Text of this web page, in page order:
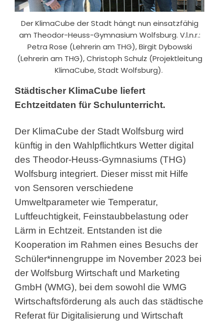
Der KlimaCube der Stadt hängt nun einsatzfähig
am Theodor-Heuss-Gymnasium Wolfsburg. V.l.n.r.:
Petra Rose (Lehrerin am THG), Birgit Dybowski
(Lehrerin am THG), Christoph Schulz (Projektleitung
KlimaCube, Stadt Wolfsburg).
Städtischer KlimaCube liefert
Echtzeitdaten für Schulunterricht.
Der KlimaCube der Stadt Wolfsburg wird
künftig in den Wahlpflichtkurs Wetter digital
des Theodor-Heuss-Gymnasiums (THG)
Wolfsburg integriert. Dieser misst mit Hilfe
von Sensoren verschiedene
Umweltparameter wie Temperatur,
Luftfeuchtigkeit, Feinstaubbelastung oder
Lärm in Echtzeit. Entstanden ist die
Kooperation im Rahmen eines Besuchs der
Schüler*innengruppe im November 2023 bei
der Wolfsburg Wirtschaft und Marketing
GmbH (WMG), bei dem sowohl die WMG
Wirtschaftsförderung als auch das städtische
Referat für Digitalisierung und Wirtschaft